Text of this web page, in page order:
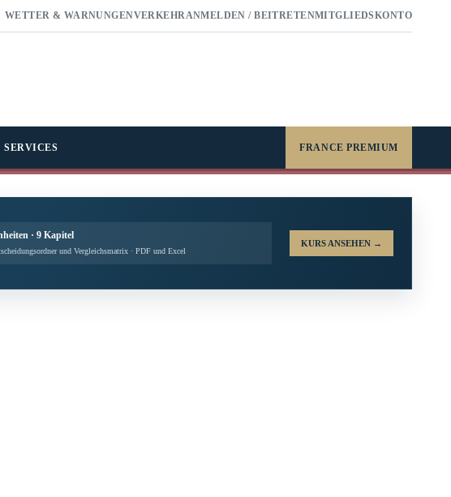
WETTER & WARNUNGENVERKEHRANMELDEN / BEITRETENMITGLIEDSKONTO
SERVICES FRANCE PREMIUM
· 9 Kapitel
und Vergleichsmatrix · PDF und Excel
KURS ANSEHEN →